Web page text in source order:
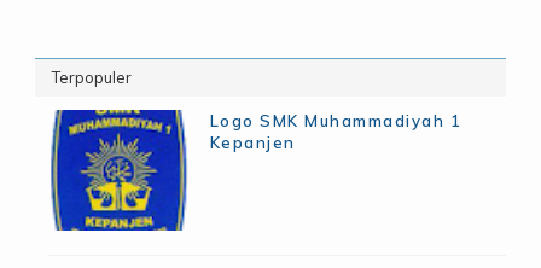
Terpopuler
Logo SMK Muhammadiyah 1
Kepanjen